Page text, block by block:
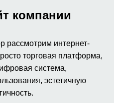
компании
рассмотрим интернет-
торговая платформа,
система,
эстетичную